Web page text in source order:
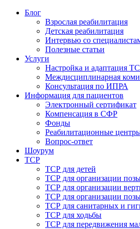
Блог
Взрослая реабилитация
Детская реабилитация
Интервью со
Полезные статьи
Услуги
Настройка и адаптация
Междисциплинарная
Консультация по ИПРА
Информация для пациентов
Электронный сертификат
Компенсация в СФР
Фонды
Реабилитационные
Вопрос-ответ
Шоурум
ТСР
ТСР для детей
ТСР для организации
ТСР для организации
ТСР для организации
ТСР для санитарных и
ТСР для ходьбы
ТСР для передвижения